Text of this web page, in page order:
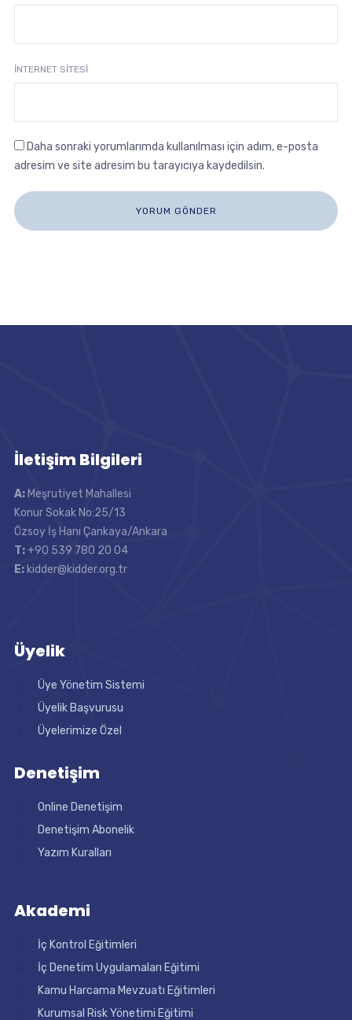
İNTERNET SITESI
Daha sonraki yorumlarımda kullanılması için adım, e-posta
adresim ve site adresim bu tarayıcıya kaydedilsin.
İletişim Bilgileri
A: Meşrutiyet Mahallesi
Konur Sokak No:25/13
Özsoy İş Hanı Çankaya/Ankara
T:+90 539 780 20 04
E: kidder@kidder.org.tr
Üyelik
Üye Yönetim Sistemi
Üyelik Başvurusu
Üyelerimize Özel
Denetişim
Online Denetişim
Denetişim Abonelik
Yazım Kuralları
Akademi
İç Kontrol Eğitimleri
İç Denetim Uygulamaları Eğitimi
Kamu Harcama Mevzuatı Eğitimleri
Kurumsal Risk Yönetimi Eğitimi